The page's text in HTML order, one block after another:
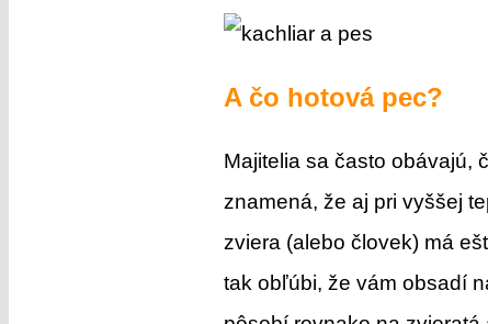
A čo hotová pec?
Majitelia sa často obávajú,
znamená, že aj pri vyššej
zviera (alebo človek) má
tak obľúbi, že vám obsadí